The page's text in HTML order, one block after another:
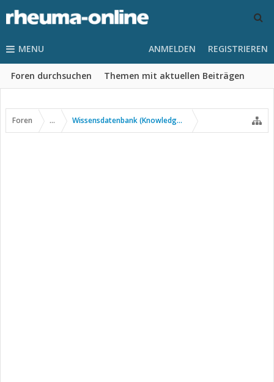
MENU
Foren durchsuchen Themen mit aktuellen Beiträgen
ANMELDEN REGISTRIEREN
Foren ... Wissensdatenbank (Knowledge Base)